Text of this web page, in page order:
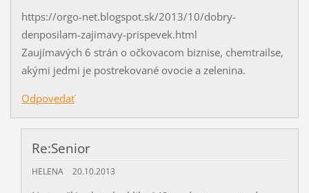
https://orgo-net.blogspot.sk/2013/10/dobry-
denposilam-zajimavy-prispevek.html
Zaujímavých 6 strán o očkovacom biznise, chemtrailse,
akými jedmi je postrekované ovocie a zelenina.
Odpovedať
Re:Senior
HELENA 20.10.2013